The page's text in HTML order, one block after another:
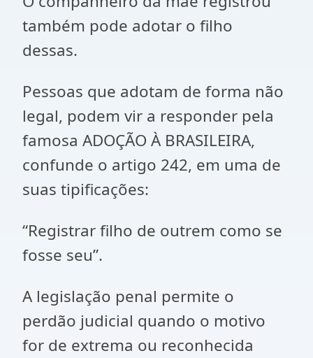
também pode adotar o filho
dessas.
Pessoas que adotam de forma não
legal, podem vir a responder pela
famosa ADOÇÃO À BRASILEIRA,
confunde o artigo 242, em uma de
suas tipificações:
“Registrar filho de outrem como se
fosse seu”.
A legislação penal permite o
perdão judicial quando o motivo
for de extrema ou reconhecida